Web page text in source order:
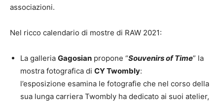
associazioni.
Nel ricco calendario di mostre di RAW 2021:
La galleria Gagosian propone “Souvenirs of Time” la
mostra fotografica di CY Twombly:
l’esposizione esamina le fotografie che nel corso della
sua lunga carriera Twombly ha dedicato ai suoi atelier,